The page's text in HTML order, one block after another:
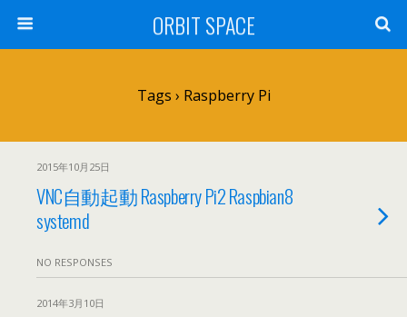
ORBIT SPACE
Tags › Raspberry Pi
2015年10月25日
VNC自動起動 Raspberry Pi2 Raspbian8
systemd
NO RESPONSES
2014年3月10日